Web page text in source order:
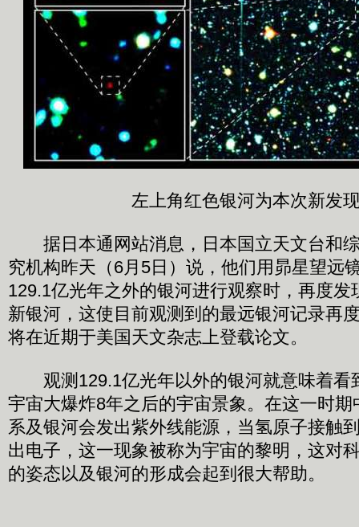
左上角红色银河为本次新发
据日本通网站消息，日本国立天文台和
究机构昨天（6月5日）说，他们用昴星望远
129.1亿光年之外的银河进行观察时，再度发
新银河，这使目前观测到的最远银河记录再
将在近期于美国天文杂志上登载论文。
观测129.1亿光年以外的银河就意味着看
宇宙大爆炸8年之后的宇宙景象。在这一时
系及银河会发出紫外线能源，当氢原子接触
出电子，这一现象被称为宇宙的黎明，这对
的姿态以及银河的形成会起到很大帮助。